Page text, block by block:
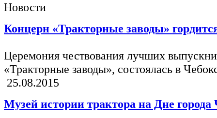
Новости
Концерн «Тракторные заводы»
Церемония чествования лучших
«Тракторные заводы», состоялась в
25.08.2015
Музей истории трактора на Дне города